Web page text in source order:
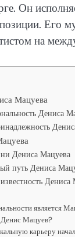
Он
Его
на
Мацуева
Дениса
Дениса Мацуева
путь Дениса
Дениса
является
Денис Мацуев?
карьеру